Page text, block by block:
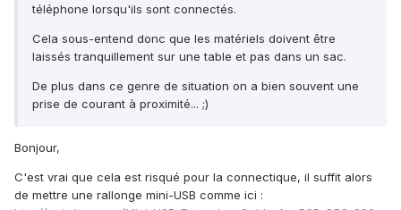
téléphone lorsqu'ils sont connectés.
Cela sous-entend donc que les matériels doivent être
laissés tranquillement sur une table et pas dans un sac.
De plus dans ce genre de situation on a bien souvent une
prise de courant à proximité... ;)
Bonjour,
C'est vrai que cela est risqué pour la connectique, il suffit alors
de mettre une rallonge mini-USB comme ici :